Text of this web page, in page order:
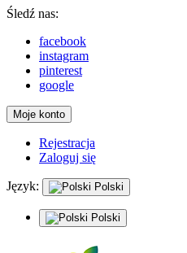
Śledź nas:
facebook
instagram
pinterest
google
Moje konto
Rejestracja
Zaloguj się
Język: Polski
Polski